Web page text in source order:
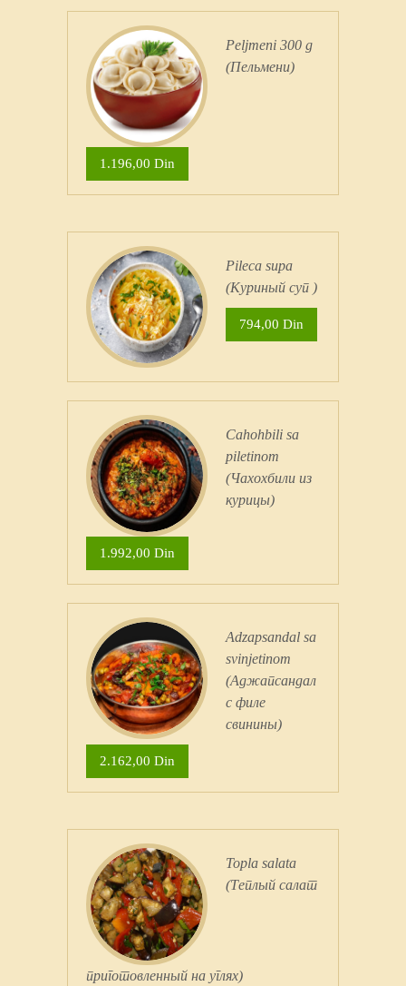
Peljmeni 300 g
(Пельмени)
1.196,00 Din
Pileсa supa
(Куриный суп )
794,00 Din
Cahohbili sa
piletinom
(Чахохбили из
курицы)
1.992,00 Din
Adzapsandal sa
svinjetinom
(Аджапсандал
с филе
свинины)
2.162,00 Din
Topla salata
(Теплый салат
приготовленный на углях)